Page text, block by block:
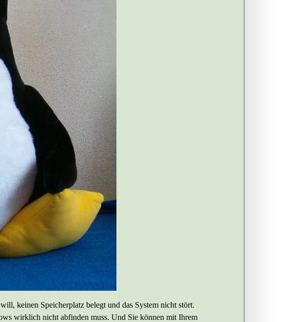
keinen Speicherplatz belegt und das System nicht stört.
wirklich nicht abfinden muss. Und Sie können mit Ihrem